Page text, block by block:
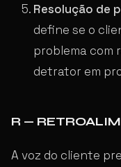
Resolução de
define se o
problema com
detrator em
R —
A voz do cliente